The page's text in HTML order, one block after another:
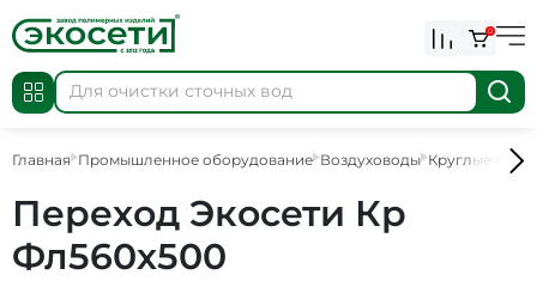
0
Главная Промышленное оборудование Воздуховоды Круглые
Переход Экосети Кр
Фл560х500